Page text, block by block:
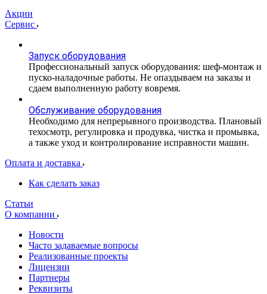
Акции
Сервис
Запуск оборудования
Профессиональный запуск оборудования: шеф-монтаж и
пуско-наладочные работы. Не опаздываем на заказы и
сдаем выполненную работу вовремя.
Обслуживание оборудования
Необходимо для непрерывного производства. Плановый
техосмотр, регулировка и продувка, чистка и промывка,
а также уход и контролирование исправности машин.
Оплата и доставка
Как сделать заказ
Статьи
О компании
Новости
Часто задаваемые вопросы
Реализованные проекты
Лицензии
Партнеры
Реквизиты